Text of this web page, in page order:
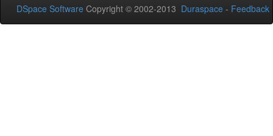
DSpace Software Copyright © 2002-2013 Duraspace - Feedback